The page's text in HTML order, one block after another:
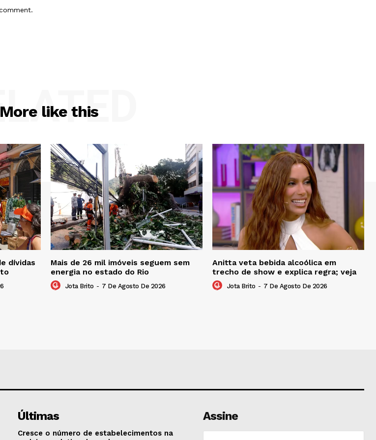
More like this
dívidas
Mais de 26 mil imóveis seguem sem
energia no estado do Rio
Jota Brito - 7 De Agosto De 2026
Anitta veta bebida alcoólica em
trecho de show e explica regra; veja
Jota Brito - 7 De Agosto De 2026
Últimas
Cresce o número de estabelecimentos na
Assine